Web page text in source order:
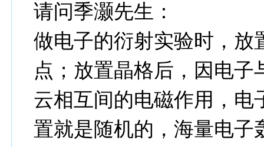
请问季灏先生：
做电子的衍射实验时，放
点；放置晶格后，因电
云相互间的电磁作用，电
置就是随机的，海量电子